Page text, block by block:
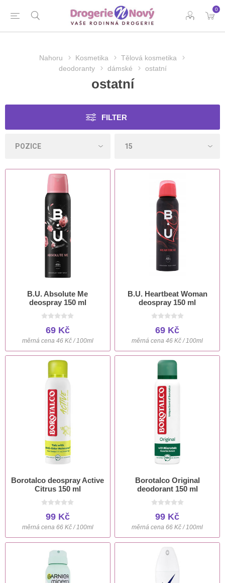
0
Nahoru Kosmetika
Tělová kosmetika
deodoranty
dámské ostatní
ostatní
FILTER
B.U. Absolute Me
deospray 150 ml
69 Kč
měrná cena 46 Kč / 100ml
B.U. Heartbeat Woman
deospray 150 ml
69 Kč
měrná cena 46 Kč / 100ml
Borotalco deospray Active
Citrus 150 ml
99 Kč
měrná cena 66 Kč / 100ml
Borotalco Original
deodorant 150 ml
99 Kč
měrná cena 66 Kč / 100ml